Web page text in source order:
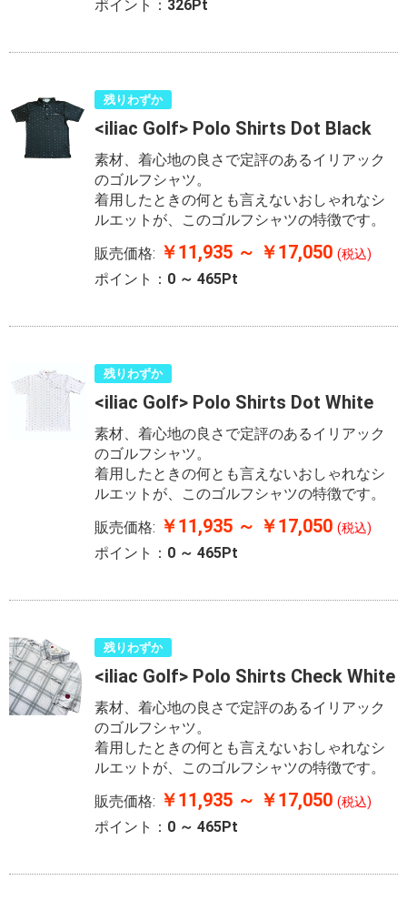
ポイント： 326Pt
残りわずか
<iliac Golf> Polo Shirts Dot Black
素材、着心地の良さで定評のあるイリアック
のゴルフシャツ。
着用したときの何とも言えないおしゃれなシ
ルエットが、このゴルフシャツの特徴です。
販売価格: ￥11,935 ～ ￥17,050(税込)
ポイント： 0 ～ 465Pt
残りわずか
<iliac Golf> Polo Shirts Dot White
素材、着心地の良さで定評のあるイリアック
のゴルフシャツ。
着用したときの何とも言えないおしゃれなシ
ルエットが、このゴルフシャツの特徴です。
販売価格: ￥11,935 ～ ￥17,050(税込)
ポイント： 0 ～ 465Pt
残りわずか
<iliac Golf> Polo Shirts Check White
素材、着心地の良さで定評のあるイリアック
のゴルフシャツ。
着用したときの何とも言えないおしゃれなシ
ルエットが、このゴルフシャツの特徴です。
販売価格: ￥11,935 ～ ￥17,050(税込)
ポイント： 0 ～ 465Pt